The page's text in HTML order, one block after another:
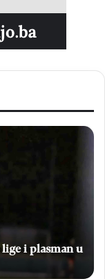
lige i plasman u